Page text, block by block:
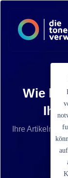
Wie
Ihre